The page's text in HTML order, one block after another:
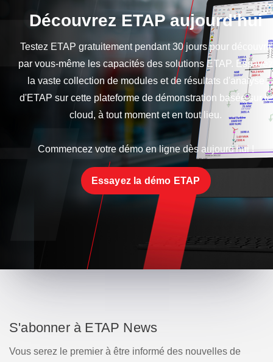
Découvrez ETAP aujourd'hui
Testez ETAP gratuitement pendant 30 jours pour découvrir
par vous-même les capacités des solutions ETAP. Essayez
la vaste collection de modules et de résultats d'analyse
d'ETAP sur cette plateforme de démonstration basée sur le
cloud, à tout moment et en tout lieu.
Commencez votre démo en ligne dès aujourd'hui !
Essayez la démo ETAP
S'abonner à ETAP News
Vous serez le premier à être informé des nouvelles de